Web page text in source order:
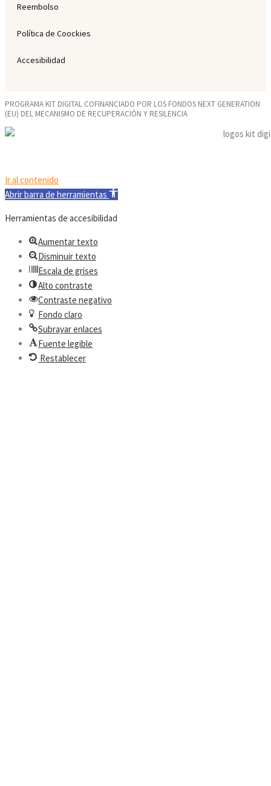
Reembolso
Política de Coockies
Accesibilidad
PROGRAMA KIT DIGITAL COFINANCIADO POR LOS FONDOS NEXT GENERATION
(EU) DEL MECANISMO DE RECUPERACIÓN Y RESILENCIA
Ir al contenido
Abrir barra de herramientas
Herramientas de accesibilidad
Aumentar texto
Disminuir texto
Escala de grises
Alto contraste
Contraste negativo
Fondo claro
Subrayar enlaces
Fuente legible
Restablecer